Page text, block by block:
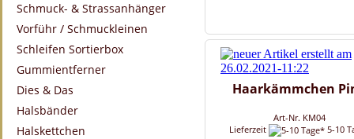
Schmuck- & Strassanhänger
Vorführ / Schmuckleinen
Schleifen Sortierbox
Gummientferner
Dies & Das
Halsbänder
Halskettchen
Haarkämmchen
Art-Nr. KM04
Lieferzeit
5-10